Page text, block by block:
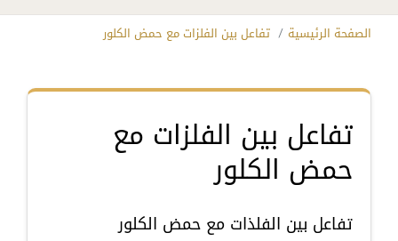
الصفحة الرئيسية تفاعل بين الفلزات مع حمض الكلور
تفاعل بين الفلزات مع
حمض الكلور
تفاعل بين الفلذات مع حمض الكلور